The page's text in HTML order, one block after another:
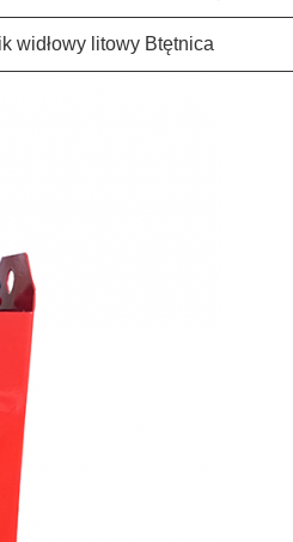
widłowy litowy Btętnica